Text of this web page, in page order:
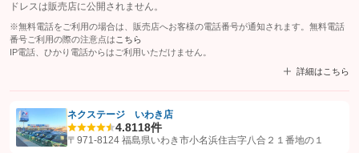
ドレスは販売店に公開されません。
※無料電話をご利用の場合は、販売店へお客様の電話番号が通知されます。無料電話
番号ご利用の際の注意点は こちら
IP電話、ひかり電話からはご利用いただけません。
詳細はこちら
【STEP1】認証画面でグーネットを友だち追加してから「許可する」ボタンを押
ネクステージ いわき店
4.8118件
〒971-8124 福島県いわき市小名浜住吉字八合２１番地の１